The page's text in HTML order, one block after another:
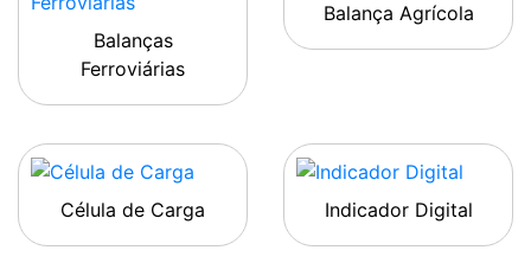
Balanças
Ferroviárias
Balança Agrícola
Célula de Carga Indicador Digital